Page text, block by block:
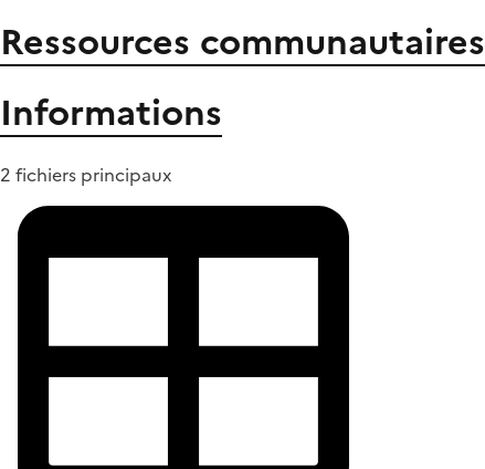
Ressources communautaires
Informations
2 fichiers principaux